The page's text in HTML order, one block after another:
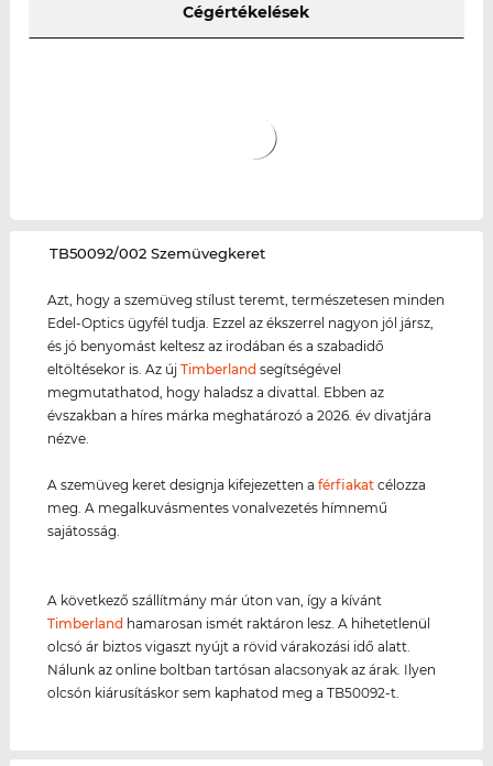
Cégértékelések
‌TB50092/002 Szemüvegkeret
Azt, hogy a szemüveg stílust teremt, természetesen minden
Edel-Optics ügyfél tudja. Ezzel az ékszerrel nagyon jól jársz,
és jó benyomást keltesz az irodában és a szabadidő
eltöltésekor is. Az újTimberland segítségével
megmutathatod, hogy haladsz a divattal. Ebben az
évszakban a híres márka meghatározó a 2026. év divatjára
nézve.
A szemüveg keret designja kifejezetten aférfiakat célozza
meg. A megalkuvásmentes vonalvezetés hímnemű
sajátosság.
A következő szállítmány már úton van, így a kívánt
Timberland hamarosan ismét raktáron lesz. A hihetetlenül
olcsó ár biztos vigaszt nyújt a rövid várakozási idő alatt.
Nálunk az online boltban tartósan alacsonyak az árak. Ilyen
olcsón kiárusításkor sem kaphatod meg a TB50092-t.